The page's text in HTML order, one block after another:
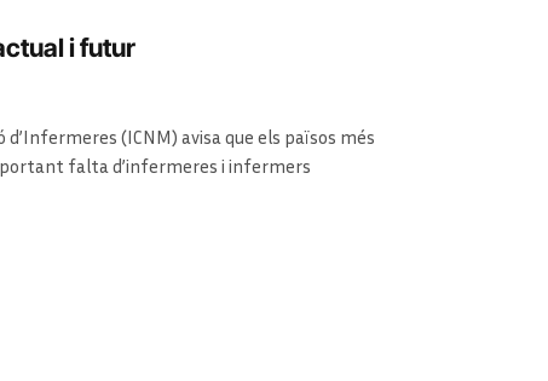
i futur
(ICNM) avisa que els països més
falta d’infermeres i infermers